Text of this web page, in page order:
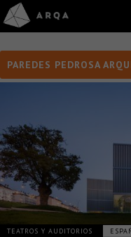
PAREDES PEDROSA
TEATROS Y AUDITORIOS